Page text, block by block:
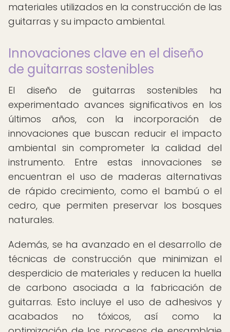
materiales utilizados en la construcción de las
guitarras y su impacto ambiental.
Innovaciones clave en el diseño
de guitarras sostenibles
El diseño de guitarras sostenibles ha
experimentado avances significativos en los
últimos años, con la incorporación de
innovaciones que buscan reducir el impacto
ambiental sin comprometer la calidad del
instrumento. Entre estas innovaciones se
encuentran el uso de maderas alternativas
de rápido crecimiento, como el bambú o el
cedro, que permiten preservar los bosques
naturales.
Además, se ha avanzado en el desarrollo de
técnicas de construcción que minimizan el
desperdicio de materiales y reducen la huella
de carbono asociada a la fabricación de
guitarras. Esto incluye el uso de adhesivos y
acabados no tóxicos, así como la